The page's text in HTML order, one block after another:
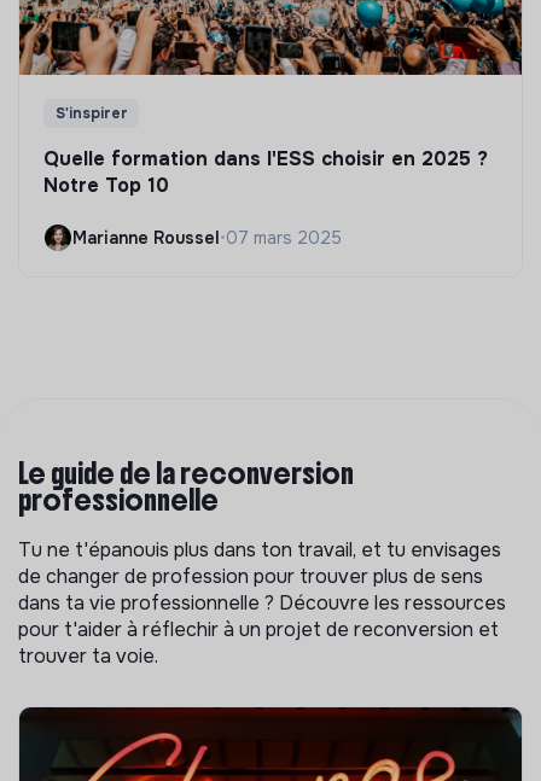
S'inspirer
Quelle formation dans l'ESS choisir en 2025 ?
Notre Top 10
Marianne Roussel•07 mars 2025
Le guide de la reconversion
professionnelle
Tu ne t'épanouis plus dans ton travail, et tu envisages
de changer de profession pour trouver plus de sens
dans ta vie professionnelle ? Découvre les ressources
pour t'aider à réflechir à un projet de reconversion et
trouver ta voie.